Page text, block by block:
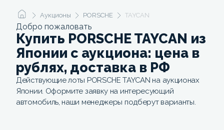
Аукционы PORSCHE TAYCAN
Добро пожаловать
Купить PORSCHE TAYCAN из
Японии с аукциона: цена в
рублях, доставка в РФ
Действующие лоты PORSCHE TAYCAN на аукционах
Японии. Оформите заявку на интересующий
автомобиль, наши менеджеры подберут варианты.